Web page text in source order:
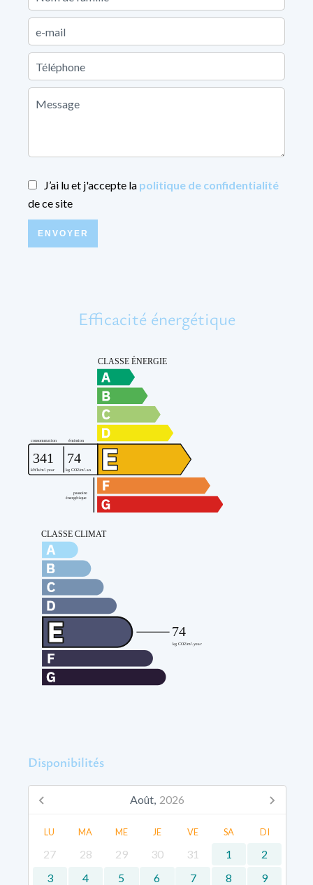
J’ai lu et j'accepte la politique de confidentialité
de ce site
ENVOYER
Efficacité énergétique
Disponibilités
Août, 2026
LU MA ME JE VE SA DI
27 28 29 30 31 1
2
3
4 5 6 7 8
9